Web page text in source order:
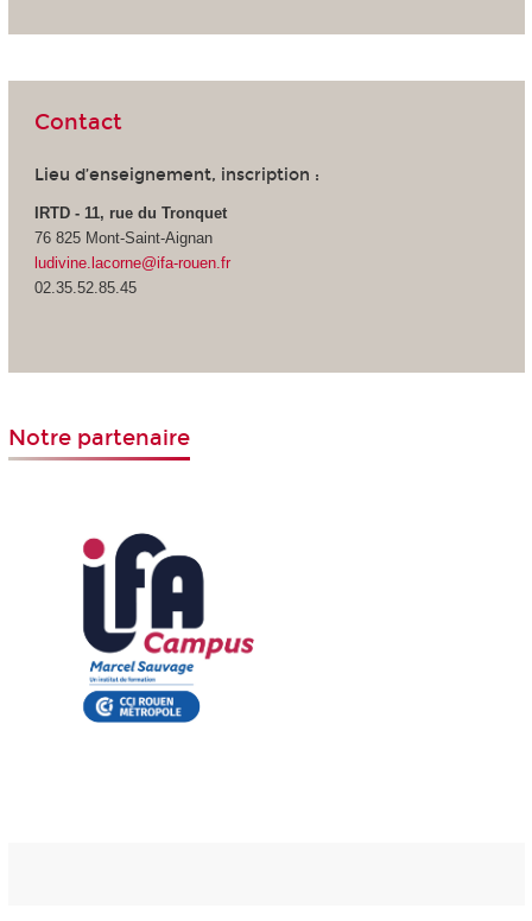
Contact
Lieu d’enseignement, inscription :
IRTD - 11, rue du Tronquet
76 825 Mont-Saint-Aignan
ludivine.lacorne@ifa-rouen.fr
02.35.52.85.45
Notre partenaire